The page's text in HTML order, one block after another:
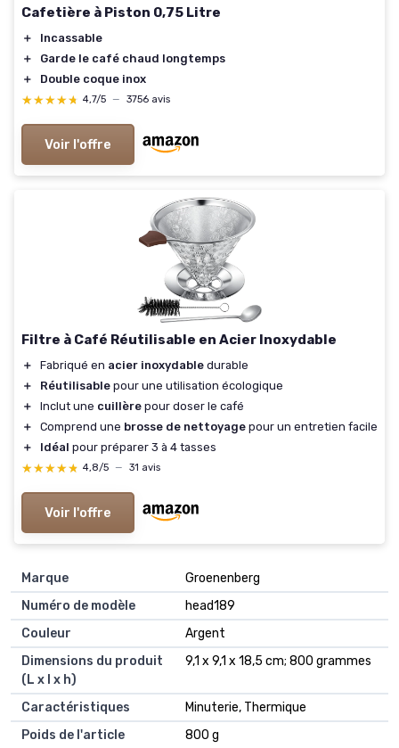
Cafetière à Piston 0,75 Litre
＋
Incassable
＋
Garde le café chaud longtemps
＋
Double coque inox
★★★★★
★★★★★ 4,7/5 — 3756 avis
Voir l'offre
Filtre à Café Réutilisable en Acier Inoxydable
＋ Fabriqué en acier inoxydable durable
＋
Réutilisable pour une utilisation écologique
＋
Inclut une cuillère pour doser le café
＋
Comprend une brosse de nettoyage pour un entretien facile
＋
Idéal pour préparer 3 à 4 tasses
★★★★★
★★★★★ 4,8/5 — 31 avis
Voir l'offre
Marque
‎Groenenberg
Numéro de modèle
‎head189
Couleur
‎Argent
Dimensions du produit
(L x l x h)
‎9,1 x 9,1 x 18,5 cm; 800 grammes
Caractéristiques
‎Minuterie, Thermique
Poids de l'article
‎800 g